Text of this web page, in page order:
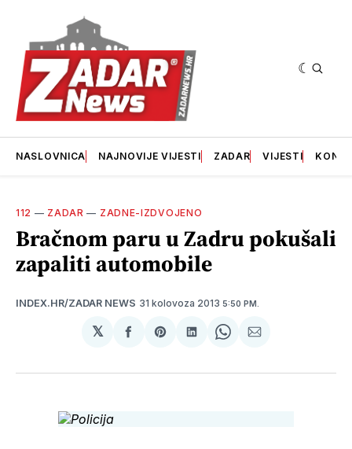
NASLOVNICA NAJNOVIJE VIJESTI ZADAR VIJESTI
112 — ZADAR — ZADNE-IZDVOJENO
Bračnom paru u Zadru pokušali
zapaliti automobile
INDEX.HR/ZADAR NEWS 31 kolovoza 2013 5:50 PM.
𝕏
podijeliSharepodijeliSharepodijeli